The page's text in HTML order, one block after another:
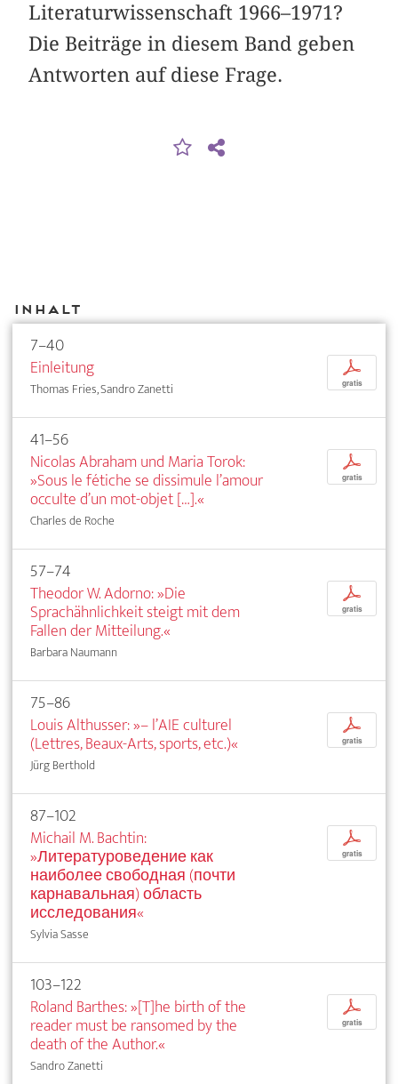
Literaturwissenschaft 1966–1971?
Die Beiträge in diesem Band geben
Antworten auf diese Frage.
Inhalt
7–40
Einleitung
Thomas Fries, Sandro Zanetti
p
gratis
41–56
Nicolas Abraham und Maria Torok:
»Sous le fétiche se dissimule l’amour
occulte d’un mot-objet […].«
Charles de Roche
p
gratis
57–74
Theodor W. Adorno: »Die
Sprachähnlichkeit steigt mit dem
Fallen der Mitteilung.«
Barbara Naumann
p
gratis
75–86
Louis Althusser: »– l’AIE culturel
(Lettres, Beaux-Arts, sports, etc.)«
Jürg Berthold
p
gratis
87–102
Michail M. Bachtin:
»Литературоведение как
наиболее свободная (почти
карнавальная) область
исследования«
Sylvia Sasse
p
gratis
103–122
Roland Barthes: »[T]he birth of the
reader must be ransomed by the
death of the Author.«
Sandro Zanetti
p
gratis